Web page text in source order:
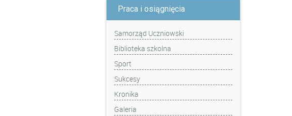
Praca i osiągnięcia
Samorząd Uczniowski
Biblioteka szkolna
Sport
Sukcesy
Kronika
Galeria